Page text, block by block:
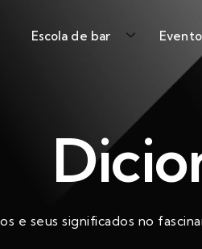
Escola de bar
e seus significados no